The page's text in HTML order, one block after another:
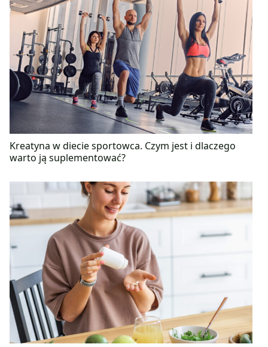
Kreatyna w diecie sportowca. Czym jest i dlaczego
warto ją suplementować?